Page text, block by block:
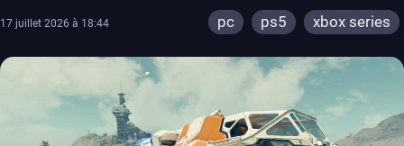
17 juillet 2026 à 18:44 pc ps5 xbox series